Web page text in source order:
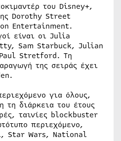
του Disney+,
Dorothy Street
Entertainment.
είναι οι Julia
Sam Starbuck, Julian
Stretford. Τη
της σειράς έχει
για όλους,
τη διάρκεια του έτους
ταινίες blockbuster
περιεχόμενο,
Star Wars, National